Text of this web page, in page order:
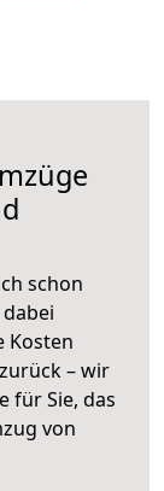
schon
Kosten
– wir
für Sie, das
von